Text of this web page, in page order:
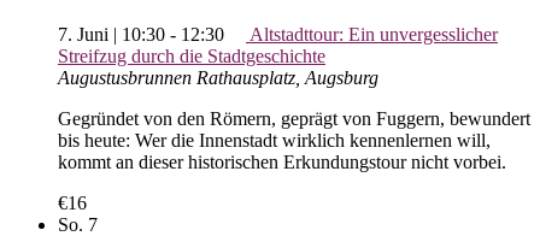
7. Juni | 10:30 - 12:30
Altstadttour: Ein unvergesslicher
Streifzug durch die Stadtgeschichte
Augustusbrunnen Rathausplatz, Augsburg
Gegründet von den Römern, geprägt von Fuggern, bewundert
bis heute: Wer die Innenstadt wirklich kennenlernen will,
kommt an dieser historischen Erkundungstour nicht vorbei.
€16
So. 7